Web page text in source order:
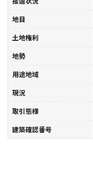
地目
土地権利
地勢
用途地域
現況
取引態様
建築確認番号